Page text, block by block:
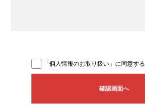
「個人情報のお取り扱い」に同意する